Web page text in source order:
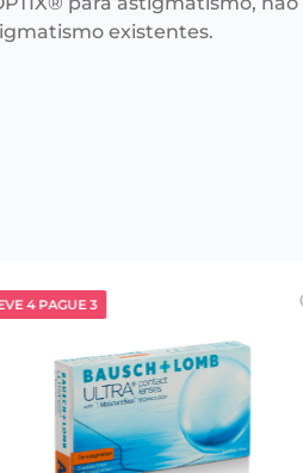
existentes.
4 PAGUE 3